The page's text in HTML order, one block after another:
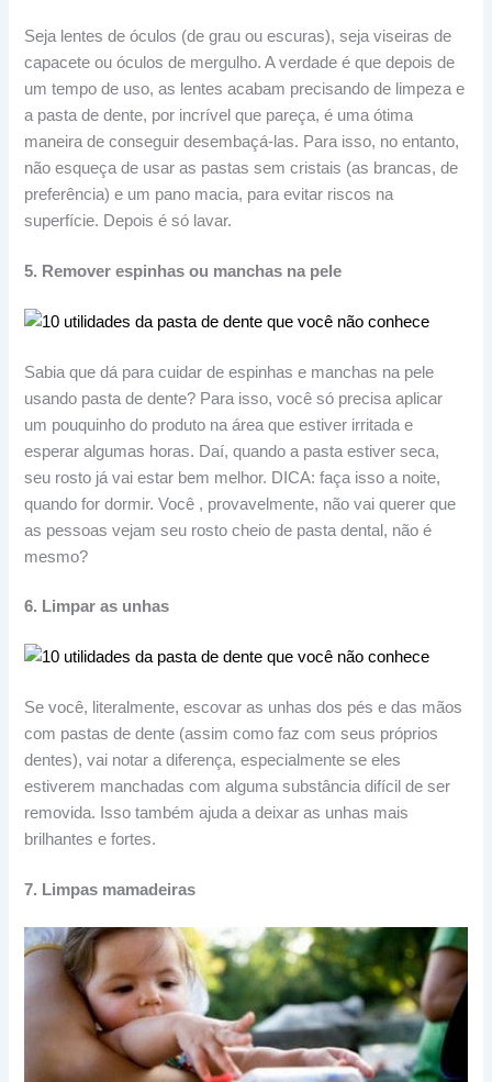
Seja lentes de óculos (de grau ou escuras), seja viseiras de
capacete ou óculos de mergulho. A verdade é que depois de
um tempo de uso, as lentes acabam precisando de limpeza e
a pasta de dente, por incrível que pareça, é uma ótima
maneira de conseguir desembaçá-las. Para isso, no entanto,
não esqueça de usar as pastas sem cristais (as brancas, de
preferência) e um pano macia, para evitar riscos na
superfície. Depois é só lavar.
5. Remover espinhas ou manchas na pele
Sabia que dá para cuidar de espinhas e manchas na pele
usando pasta de dente? Para isso, você só precisa aplicar
um pouquinho do produto na área que estiver irritada e
esperar algumas horas. Daí, quando a pasta estiver seca,
seu rosto já vai estar bem melhor. DICA: faça isso a noite,
quando for dormir. Você , provavelmente, não vai querer que
as pessoas vejam seu rosto cheio de pasta dental, não é
mesmo?
6. Limpar as unhas
Se você, literalmente, escovar as unhas dos pés e das mãos
com pastas de dente (assim como faz com seus próprios
dentes), vai notar a diferença, especialmente se eles
estiverem manchadas com alguma substância difícil de ser
removida. Isso também ajuda a deixar as unhas mais
brilhantes e fortes.
7. Limpas mamadeiras